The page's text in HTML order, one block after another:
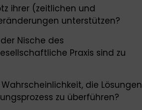
ihrer (zeitlichen und
unterstützen?
Nische des
Praxis sind zu
die Lösungen
zu überführen?